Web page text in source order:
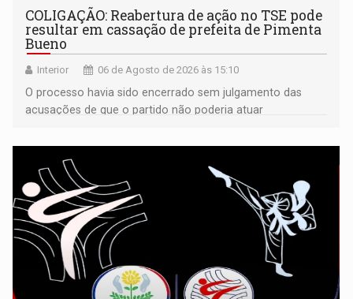
COLIGAÇÃO: Reabertura de ação no TSE pode
resultar em cassação de prefeita de Pimenta
Bueno
Interior 06 de Agosto de 2026 às 15:10
O processo havia sido encerrado sem julgamento das
acusações de que o partido não poderia atuar